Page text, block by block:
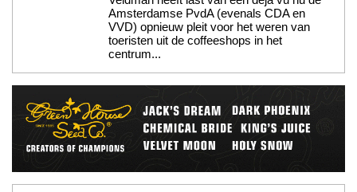
Amsterdamse PvdA (evenals CDA en
VVD) opnieuw pleit voor het weren van
toeristen uit de coffeeshops in het
centrum...